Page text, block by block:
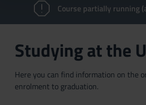
Course partially running
Studying at the
Here you can find information on the
enrolment to graduation.